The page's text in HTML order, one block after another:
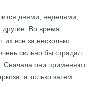
днями, неделями,
Во время
все за несколько
сильно бы страдал,
Сначала они применяют
а только затем